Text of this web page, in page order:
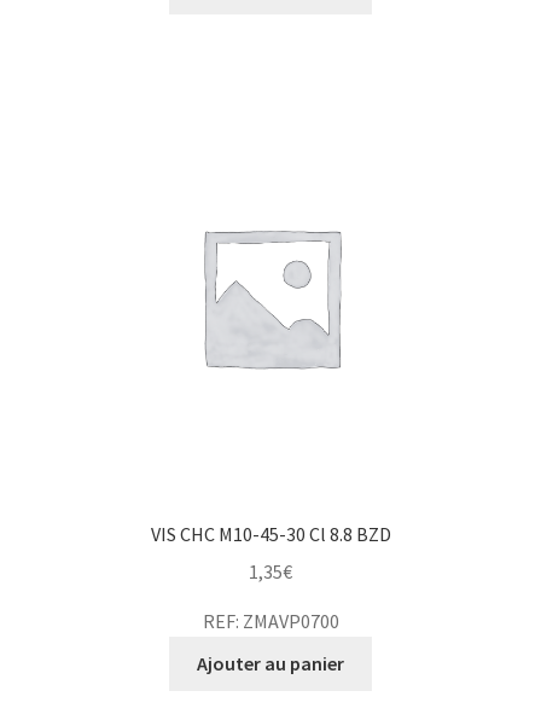
VIS CHC M10-45-30 Cl 8.8 BZD
1,35€
REF: ZMAVP0700
Ajouter au panier